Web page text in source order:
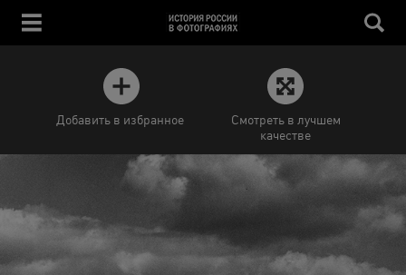
Добавить в избранное
Смотреть в лучшем
качестве